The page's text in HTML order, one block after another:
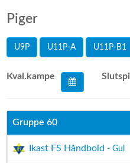
Piger
U9P U11P-A U11P-B1
Kval.kampe Slutspil
Gruppe 60
Ikast FS Håndbold - Gul